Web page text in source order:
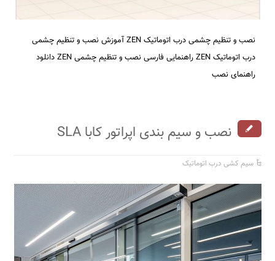
نصب و تنظیم چشمی درب اتوماتیک ZEN آموزش نصب و تنظیم چشمی
درب اتوماتیک ZEN راهنمایی فارسی نصب و تنظیم چشمی ZEN دانلود
راهنمای نصب
نصب و سیم بندی اپراتور کابا SLA
سیم کشی درب اتوماتیک